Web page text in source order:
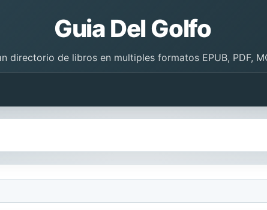
Guia Del Golfo
directorio de libros en multiples formatos EPUB, PDF,